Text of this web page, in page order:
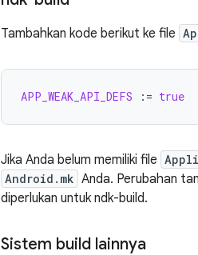
Tambahkan kode berikut ke file
APP_WEAK_API_DEFS := true
Jika Anda belum memiliki file
Android.mk Anda. Perubahan
diperlukan untuk ndk-build.
Sistem build lainnya